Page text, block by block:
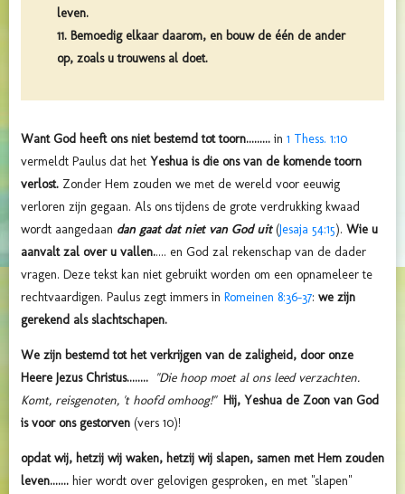
leven.
11. Bemoedig elkaar daarom, en bouw de één de ander
op, zoals u trouwens al doet.
Want God heeft ons niet bestemd tot toorn......... in 1 Thess. 1:10
vermeldt Paulus dat het Yeshua is die ons van de komende toorn
verlost. Zonder Hem zouden we met de wereld voor eeuwig
verloren zijn gegaan. Als ons tijdens de grote verdrukking kwaad
wordt aangedaan dan gaat dat niet van God uit(Jesaja 54:15). Wie u
aanvalt zal over u vallen..... en God zal rekenschap van de dader
vragen. Deze tekst kan niet gebruikt worden om een opnameleer te
rechtvaardigen. Paulus zegt immers in Romeinen 8:36-37: we zijn
gerekend als slachtschapen.
We zijn bestemd tot het verkrijgen van de zaligheid, door onze
Heere Jezus Christus........ "Die hoop moet al ons leed verzachten.
Komt, reisgenoten, 't hoofd omhoog!" Hij, Yeshua de Zoon van God
is voor ons gestorven (vers 10)!
opdat wij, hetzij wij waken, hetzij wij slapen, samen met Hem zouden
leven....... hier wordt over gelovigen gesproken, en met "slapen"